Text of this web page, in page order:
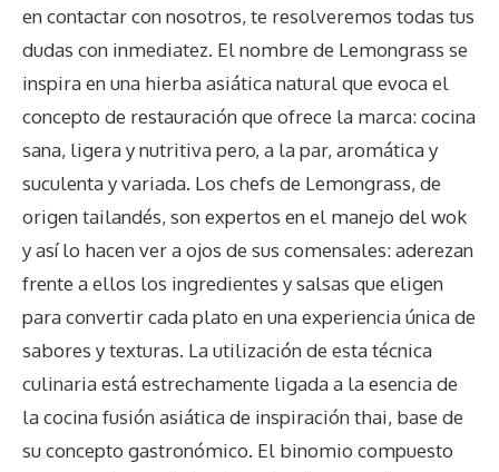
en contactar con nosotros, te resolveremos todas tus
dudas con inmediatez. El nombre de Lemongrass se
inspira en una hierba asiática natural que evoca el
concepto de restauración que ofrece la marca: cocina
sana, ligera y nutritiva pero, a la par, aromática y
suculenta y variada. Los chefs de Lemongrass, de
origen tailandés, son expertos en el manejo del wok
y así lo hacen ver a ojos de sus comensales: aderezan
frente a ellos los ingredientes y salsas que eligen
para convertir cada plato en una experiencia única de
sabores y texturas. La utilización de esta técnica
culinaria está estrechamente ligada a la esencia de
la cocina fusión asiática de inspiración thai, base de
su concepto gastronómico. El binomio compuesto